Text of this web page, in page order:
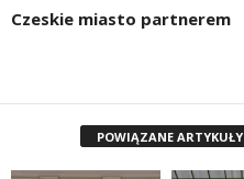
Czeskie miasto partnerem
POWIĄZANE ARTYKUŁY